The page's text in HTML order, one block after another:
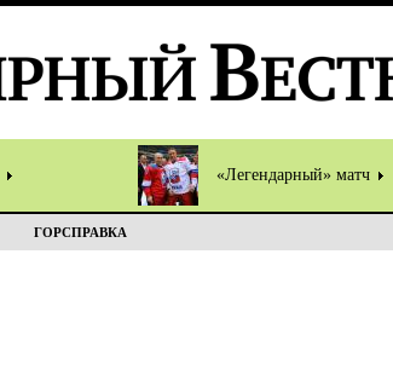
«Легендарный» матч
ГОРСПРАВКА